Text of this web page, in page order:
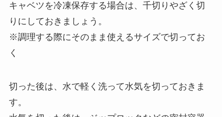
キャベツを冷凍保存する場合は、千切りやざく切
りにしておきましょう。
※調理する際にそのまま使えるサイズで切ってお
く
切った後は、水で軽く洗って水気を切っておきま
す。